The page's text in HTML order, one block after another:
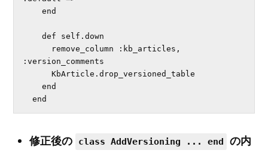
    end
    def self.down
:version_comments
      KbArticle.drop_versioned_table
    end
  end
修正後の class AddVersioning ... end
の内